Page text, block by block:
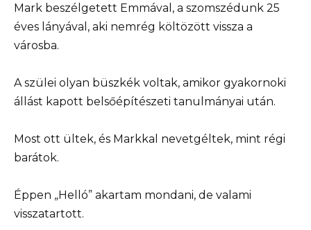
Mark beszélgetett Emmával, a szomszédunk 25
éves lányával, aki nemrég költözött vissza a
városba.
A szülei olyan büszkék voltak, amikor gyakornoki
állást kapott belsőépítészeti tanulmányai után.
Most ott ültek, és Markkal nevetgéltek, mint régi
barátok.
Éppen „Helló” akartam mondani, de valami
visszatartott.